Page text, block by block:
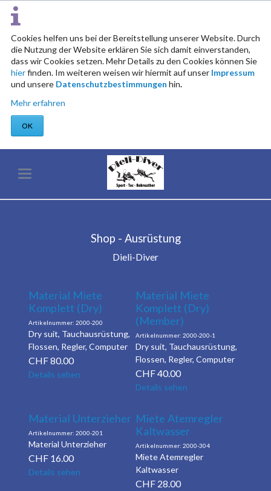
Cookies helfen uns bei der Bereitstellung unserer Website. Durch
die Nutzung der Website erklären Sie sich damit einverstanden,
dass wir Cookies setzen. Mehr Details zu den Cookies können Sie
hierfinden. Im weiteren weisen wir hiermit auf unser Impressum
und unsere Datenschutzbestimmungen hin.
Mehr erfahren
OK
Shop - Ausrüstung
Dieli-Diver
Material Miete
Komplett (Dry)
2000-200
Dry suit, Tauchausrüstung,
Flossen, Regler, Computer
CHF80.00
Details sehen
Material Miete
Komplett (Dry)
(Member)
2000-200-1
Dry suit, Tauchausrüstung,
Flossen, Regler, Computer
CHF40.00
Details sehen
Material Unterzieher
2000-201
Material Unterzieher
CHF 16.00
Details sehen
Miete Atemregler
Kaltwasser
2000-304
Miete Atemregler
Kaltwasser
CHF 28.00